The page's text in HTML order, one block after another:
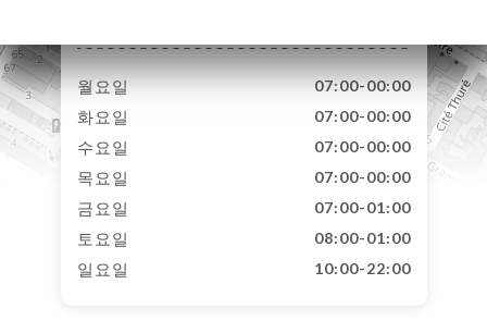
월요일 07:00-00:00
화요일 07:00-00:00
수요일 07:00-00:00
목요일 07:00-00:00
금요일 07:00-01:00
토요일 08:00-01:00
일요일 10:00-22:00